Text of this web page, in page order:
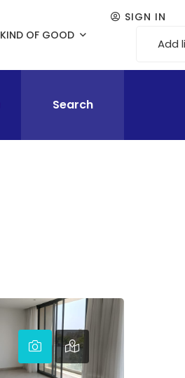
KIND OF GOOD
SIGN IN
Add
Search